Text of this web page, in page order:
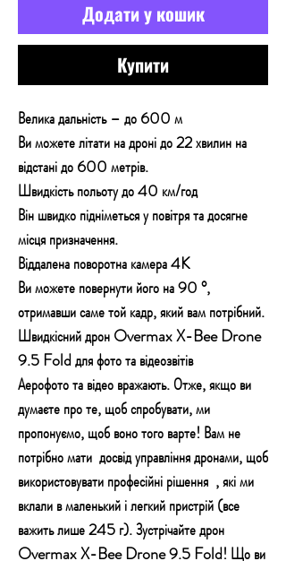
Додати у кошик
Купити
Велика дальність – до 600 м
Ви можете літати на дроні до 22 хвилин на
відстані до 600 метрів.
Швидкість польоту до 40 км/год
Він швидко підніметься у повітря та досягне
місця призначення.
Віддалена поворотна камера 4K
Ви можете повернути його на 90 °,
отримавши саме той кадр, який вам потрібний.
Швидкісний дрон Overmax X-Bee Drone
9.5 Fold для фото та відеозвітів
Аерофото та відео вражають. Отже, якщо ви
думаєте про те, щоб спробувати, ми
пропонуємо, щоб воно того варте! Вам не
потрібно мати досвід управління дронами, щоб
використовувати професійні рішення , які ми
вклали в маленький і легкий пристрій (все
важить лише 245 г). Зустрічайте дрон
Overmax X-Bee Drone 9.5 Fold! Що ви